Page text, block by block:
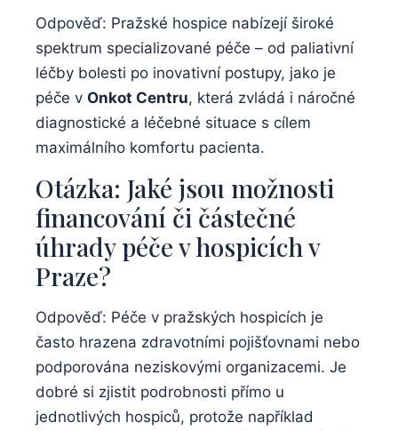
Odpověď: Pražské hospice nabízejí široké
spektrum specializované péče – od paliativní
léčby bolesti po inovativní postupy, jako je
péče v Onkot Centru, která zvládá i náročné
diagnostické a léčebné situace s cílem
maximálního komfortu pacienta.
Otázka: Jaké jsou možnosti
financování či částečné
úhrady péče v hospicích v
Praze?
Odpověď: Péče v pražských hospicích je
často hrazena zdravotními pojišťovnami nebo
podporována neziskovými organizacemi. Je
dobré si zjistit podrobnosti přímo u
jednotlivých hospiců, protože například